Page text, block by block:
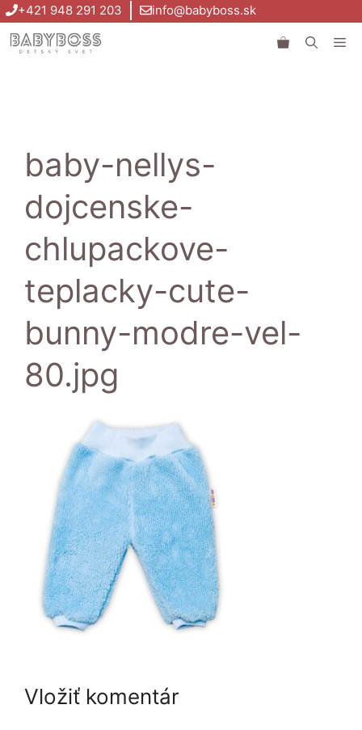
Preskočiť
na
obsah
+421 948 291 203 info@babyboss.sk
baby-nellys-
dojcenske-
chlupackove-
teplacky-cute-
bunny-modre-vel-
80.jpg
Vložiť komentár